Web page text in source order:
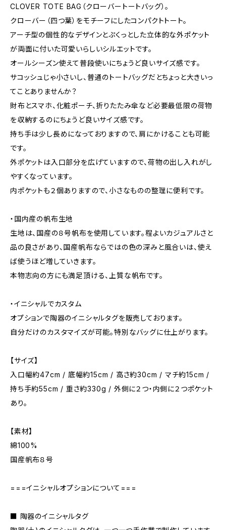
CLOVER TOTE BAG（クローバートートバッグ）。
クローバー（四つ葉）をモチーフにしたコンパクトトート。
アーチ型の個性的なデザインとぷくっとした立体的な外ポケット
が両面に付いた可愛いらしいシルエットです。
オールシーズン使えて普段使いにちょうど良いサイズ感です。
サコッシュじゃ小さいし、普通のトートバッグだとちょっと大きいっ
てことありませんか？
財布とスマホ、化粧ポーチ、折りたたみ傘など必要最低限の荷物
を収納するのにちょうど良いサイズ感です。
持ち手は少し長めになっておりますので、肩にかけることも可能
です。
外ポケットは入口部分を広げていますので、荷物の出し入れがし
やすくなっています。
内ポケットも２個ありますので、小さなものの整理に便利です。
・国内産の帆布生地
生地は、国産の８号帆布を使用しています。程よいカジュアルさと
品の良さがあり、国産帆布ならではの色の深みと風合いは、使え
ば使うほど増していきます。
本物志向の方にも満足頂ける、上質な帆布です。
・イニシャルでカスタム
オプションで陶器のイニシャルタグを販売しております。
自分だけのカスタマイズが可能。特別なバッグに仕上がります。
【サイズ】
入口幅約47cm / 底幅約15cm / 高さ約30cm / マチ約15cm /
持ち手約55cm / 重さ約330g / 外側に２つ・内側に２つポケット
あり。
【素材】
綿100%
国産帆布８号
===イニシャルオプションについて===
■ 陶器のイニシャルタグ